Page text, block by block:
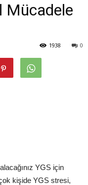
Mücadele
0
1938
YGS için
kişide YGS stresi,